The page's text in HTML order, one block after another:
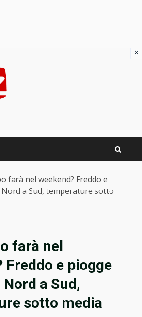
farà nel weekend? Freddo e
a Sud, temperature sotto
farà nel
Freddo e piogge
a Sud,
sotto media
×